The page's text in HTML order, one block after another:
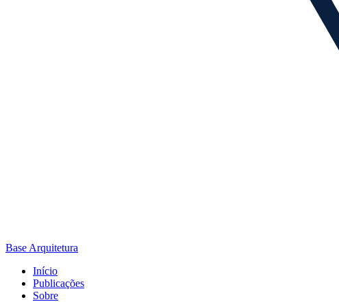
Base Arquitetura
Início
Publicações
Sobre